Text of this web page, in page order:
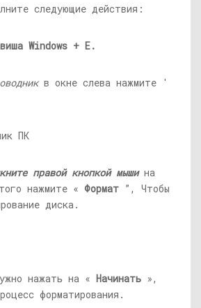
следующие действия:
Windows + E.
в окне слева нажмите '
правой кнопкой мыши на
нажмите « Формат ”, Чтобы
диска.
нажать на « Начинать »,
форматирования.